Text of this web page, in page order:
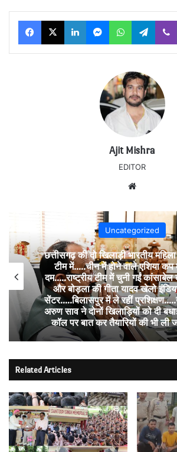
Facebook
X LinkedInMessengerWhatsApp
Ajit Mishra
EDITOR
Uncategorized
छत्तीसगढ़ की दो खिलाड़ी भारतीय
टीम में…..चीन में होने वाले एशिया कप
दम…..राष्ट्रीय टीम में चुनी गईं कांसाबेल
और बोड़ला की गीता यादव खेलो
सेंटर…..बिलासपुर में ले रहीं
अरुण साव ने दोनों खिलाड़ियों को दी
कॉल पर बात कर तैयारियों की भी ली
Related Articles